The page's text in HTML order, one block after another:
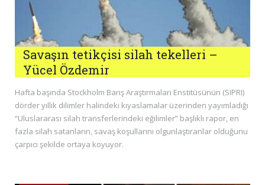
Savaşın tetikçisi silah tekelleri –
Yücel Özdemir
Hafta başında Stockholm Barış Araştırmaları Enstitüsünün (SIPRI)
dörder yıllık dilimler halindeki kıyaslamalar üzerinden yayımladığı
“Uluslararası silah transferlerindeki eğilimler” başlıklı rapor, en
fazla silah satanların, savaş koşullarını olgunlaştıranlar olduğunu
çarpıcı şekilde ortaya koyuyor.